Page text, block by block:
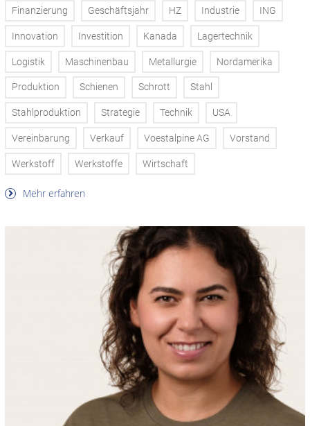
Finanzierung Geschäftsjahr HZ Industrie ING
Innovation Investition Kanada Lagertechnik
Logistik Maschinenbau Metallurgie Nordamerika
Produktion Schienen Schrott Stahl
Stahlproduktion Strategie Technik USA
Vereinbarung Verkauf Voestalpine AG Vorstand
Werkstoff Werkstoffe Wirtschaft
Mehr erfahren